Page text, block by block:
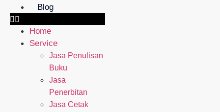
Blog
Home
Service
Jasa Penulisan
Buku
Jasa
Penerbitan
Jasa Cetak